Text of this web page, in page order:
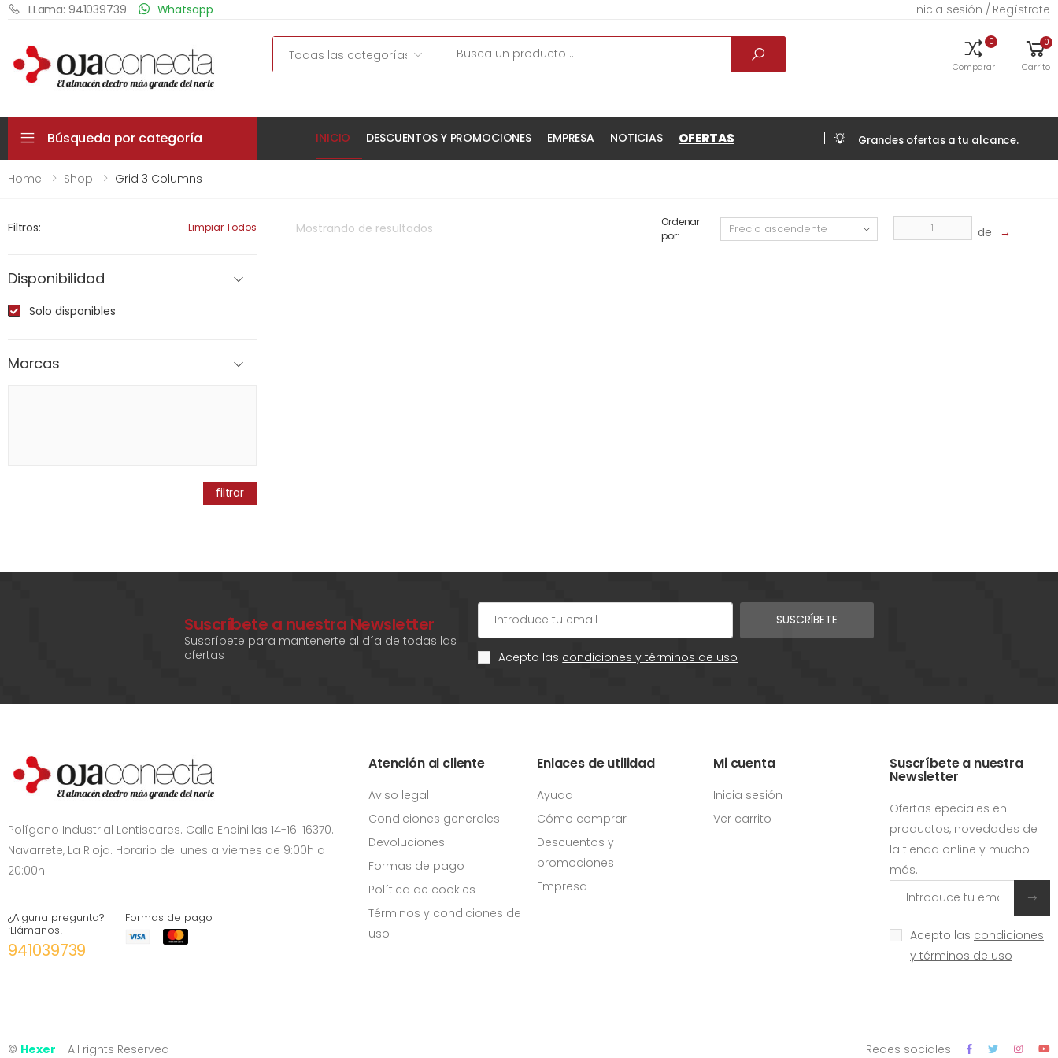
LLama: 941039739 Whatsapp Inicia sesión / Regístrate
Search 0
Comparar
0
Carrito
Búsqueda por categoría INICIO DESCUENTOS Y PROMOCIONES EMPRESA NOTICIAS OFERTAS Grandes ofertas a tu alcance.
Home Shop Grid 3 Columns
Mostrando de resultados
Ordenar
por:
de →
Filtros: Limpiar Todos
Disponibilidad
Solo disponibles
Marcas
filtrar
Suscríbete a nuestra Newsletter
Suscríbete para mantenerte al día de todas las
ofertas
SUSCRÍBETE
Acepto las condiciones y términos de uso
Polígono Industrial Lentiscares. Calle Encinillas 14-16. 16370.
Navarrete, La Rioja. Horario de lunes a viernes de 9:00h a
20:00h.
¿Alguna pregunta?
¡Llámanos!
941039739
Formas de pago
Atención al cliente
Aviso legal
Condiciones generales
Devoluciones
Formas de pago
Política de cookies
Términos y condiciones de
uso
Enlaces de utilidad
Ayuda
Cómo comprar
Descuentos y
promociones
Empresa
Mi cuenta
Inicia sesión
Ver carrito
Suscríbete a nuestra
Newsletter
Ofertas epeciales en
productos, novedades de
la tienda online y mucho
más.
Acepto las condiciones
y términos de uso
© Hexer - All rights Reserved Redes sociales